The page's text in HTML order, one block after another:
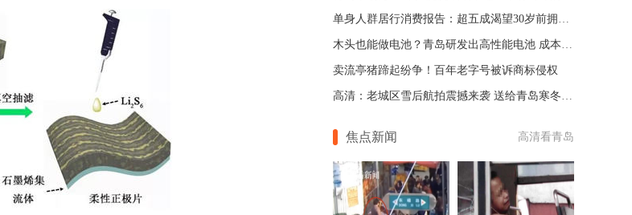
单身人群居行消费报告：超五成渴望30岁前拥有首套房
木头也能做电池？青岛研发出高性能电池 成本还低
卖流亭猪蹄起纷争！百年老字号被诉商标侵权
高清：老城区雪后航拍震撼来袭 送给青岛寒冬的礼物
焦点新闻 高清看青岛